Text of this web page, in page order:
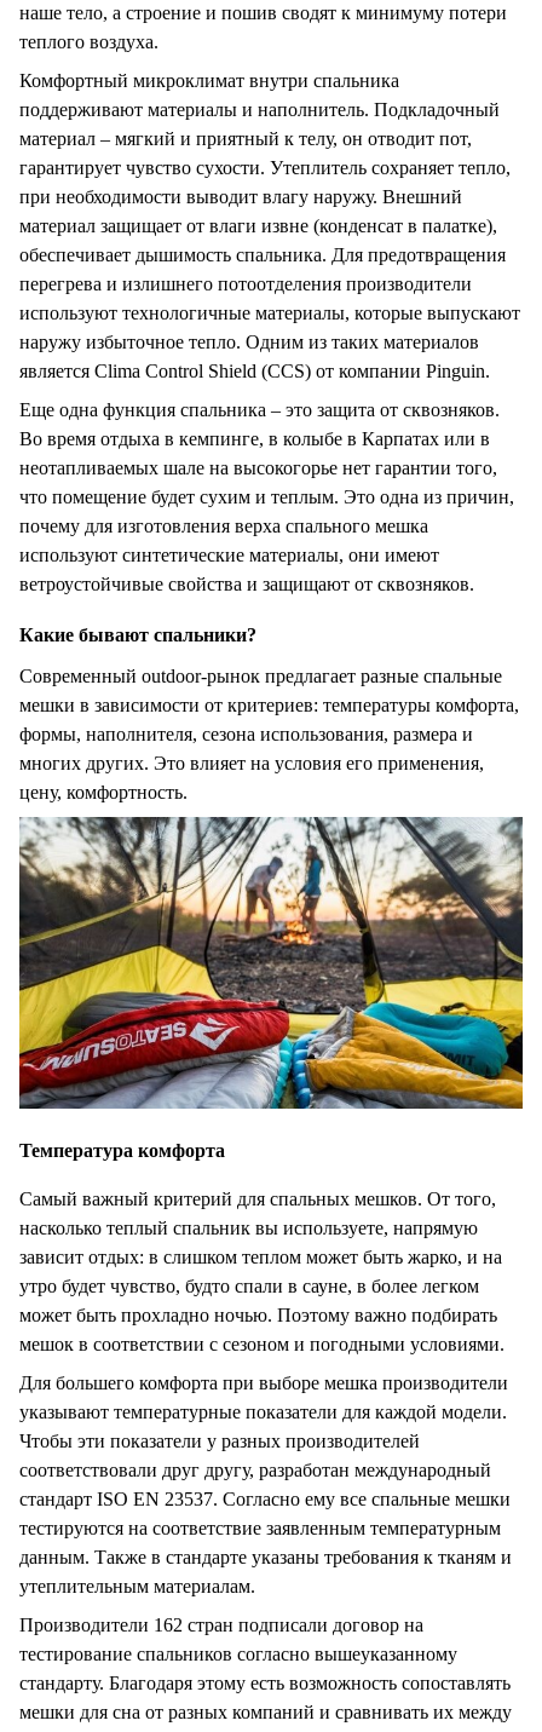
наше тело, а строение и пошив сводят к минимуму потери
теплого воздуха.
Комфортный микроклимат внутри спальника
поддерживают материалы и наполнитель. Подкладочный
материал – мягкий и приятный к телу, он отводит пот,
гарантирует чувство сухости. Утеплитель сохраняет тепло,
при необходимости выводит влагу наружу. Внешний
материал защищает от влаги извне (конденсат в палатке),
обеспечивает дышимость спальника. Для предотвращения
перегрева и излишнего потоотделения производители
используют технологичные материалы, которые выпускают
наружу избыточное тепло. Одним из таких материалов
является Clima Control Shield (CCS) от компании Pinguin.
Еще одна функция спальника – это защита от сквозняков.
Во время отдыха в кемпинге, в колыбе в Карпатах или в
неотапливаемых шале на высокогорье нет гарантии того,
что помещение будет сухим и теплым. Это одна из причин,
почему для изготовления верха спального мешка
используют синтетические материалы, они имеют
ветроустойчивые свойства и защищают от сквозняков.
Какие бывают спальники?
Современный outdoor-рынок предлагает разные спальные
мешки в зависимости от критериев: температуры комфорта,
формы, наполнителя, сезона использования, размера и
многих других. Это влияет на условия его применения,
цену, комфортность.
Температура комфорта
Самый важный критерий для спальных мешков. От того,
насколько теплый спальник вы используете, напрямую
зависит отдых: в слишком теплом может быть жарко, и на
утро будет чувство, будто спали в сауне, в более легком
может быть прохладно ночью. Поэтому важно подбирать
мешок в соответствии с сезоном и погодными условиями.
Для большего комфорта при выборе мешка производители
указывают температурные показатели для каждой модели.
Чтобы эти показатели у разных производителей
соответствовали друг другу, разработан международный
стандарт ISO EN 23537. Согласно ему все спальные мешки
тестируются на соответствие заявленным температурным
данным. Также в стандарте указаны требования к тканям и
утеплительным материалам.
Производители 162 стран подписали договор на
тестирование спальников согласно вышеуказанному
стандарту. Благодаря этому есть возможность сопоставлять
мешки для сна от разных компаний и сравнивать их между